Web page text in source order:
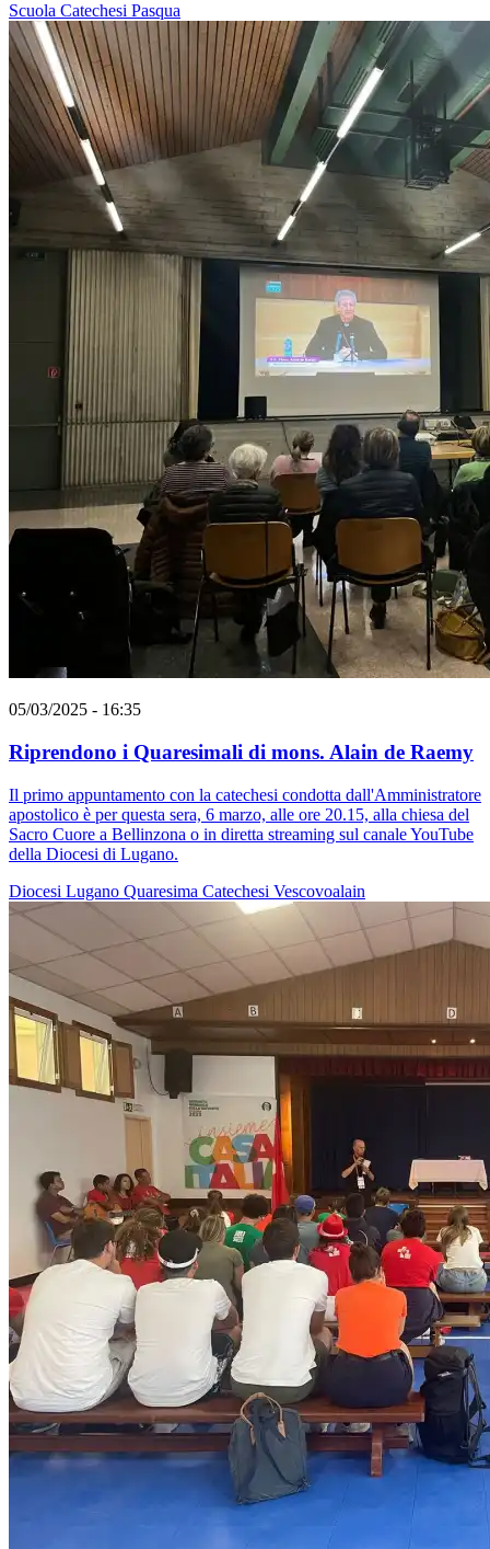
Scuola Catechesi Pasqua
05/03/2025 - 16:35
Riprendono i Quaresimali di mons. Alain de Raemy
Il primo appuntamento con la catechesi condotta dall'Amministratore
apostolico è per questa sera, 6 marzo, alle ore 20.15, alla chiesa del
Sacro Cuore a Bellinzona o in diretta streaming sul canale YouTube
della Diocesi di Lugano.
Diocesi Lugano Quaresima Catechesi Vescovoalain